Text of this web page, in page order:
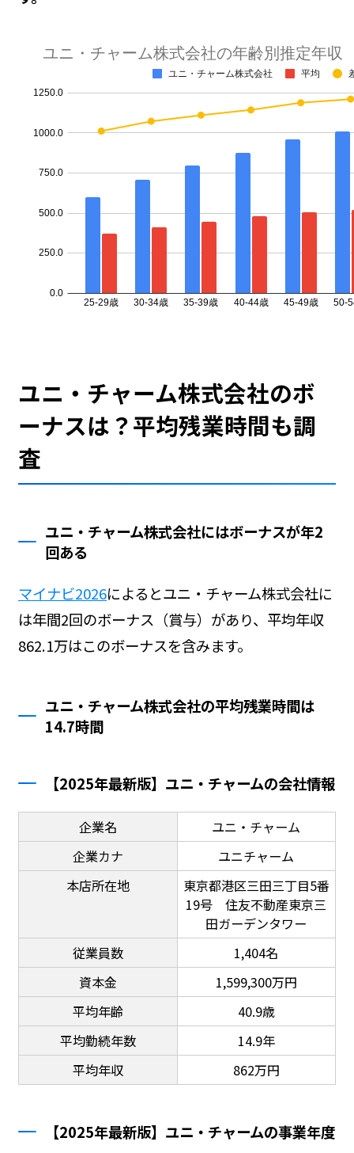
ユニ・チャーム株式会社のボ
ーナスは？平均残業時間も調
査
ユニ・チャーム株式会社にはボーナスが年2
回ある
マイナビ2026によるとユニ・チャーム株式会社に
は年間2回のボーナス（賞与）があり、平均年収
862.1万はこのボーナスを含みます。
ユニ・チャーム株式会社の平均残業時間は
14.7時間
【2025年最新版】ユニ・チャームの会社情報
企業名
ユニ・チャーム
企業カナ
ユニチャーム
本店所在地
東京都港区三田三丁目5番
19号 住友不動産東京三
田ガーデンタワー
従業員数
1,404名
資本金
1,599,300万円
平均年齢
40.9歳
平均勤続年数
14.9年
平均年収
862万円
【2025年最新版】ユニ・チャームの事業年度